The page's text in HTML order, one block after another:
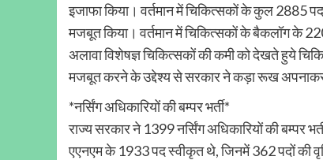
इजाफा किया। वर्तमान में चिकित्सकों के कुल 2885
मजबूत किया। वर्तमान में चिकित्सकों के बैकलॉग के
अलावा विशेषज्ञ चिकित्सकों की कमी को देखते हुये
मजबूत करने के उद्देश्य से सरकार ने कड़ा रूख अपनाकर
*नर्सिंग अधिकारियों की बम्पर भर्ती*
राज्य सरकार ने 1399 नर्सिंग अधिकारियों की बम्पर
एएनएम के 1933 पद स्वीकृत थे, जिनमें 362 पदों की